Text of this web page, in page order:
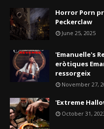
Horror Porn
Peckerclaw
June 25, 2025
'Emanuelle's
eròtiques
ressorgeix
November 27,
'Extreme
October 31,